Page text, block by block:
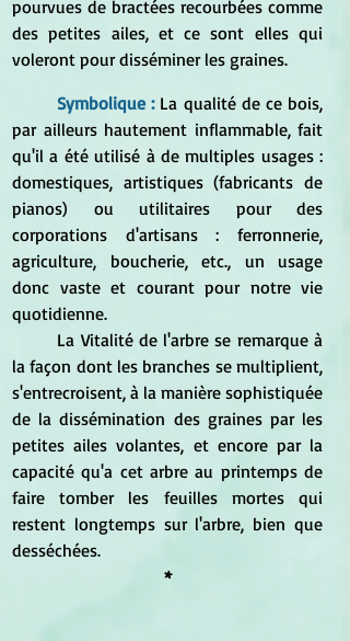
pourvues de bractées recourbées comme
des petites ailes, et ce sont elles qui
voleront pour disséminer les graines.
Symbolique : La qualité de ce bois,
par ailleurs hautement inflammable, fait
qu'il a été utilisé à de multiples usages :
domestiques, artistiques (fabricants de
pianos) ou utilitaires pour des
corporations d'artisans : ferronnerie,
agriculture, boucherie, etc., un usage
donc vaste et courant pour notre vie
quotidienne.
la façon dont les branches se multiplient,
s'entrecroisent, à la manière sophistiquée
de la dissémination des graines par les
petites ailes volantes, et encore par la
capacité qu'a cet arbre au printemps de
faire tomber les feuilles mortes qui
restent longtemps sur l'arbre, bien que
desséchées.
*